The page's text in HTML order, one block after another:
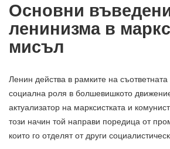
Основни
ленинизма в
мисъл
Ленин действа в рамките на съответната
социална роля в болшевишкото
актуализатор на марксистката и
този начин той направи поредица от
които го отделят от други